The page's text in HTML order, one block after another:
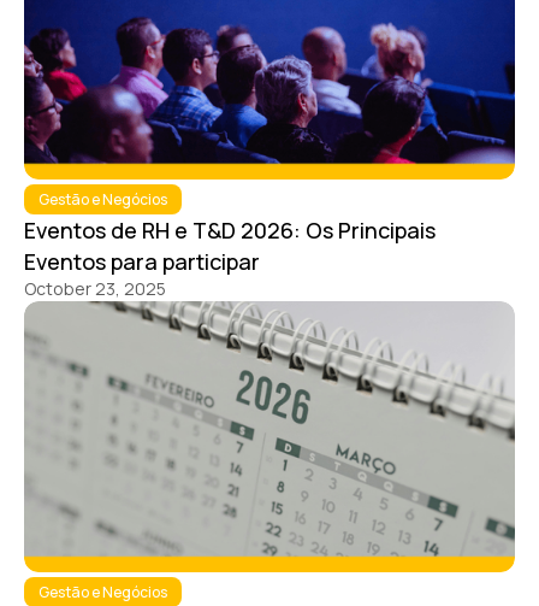
Gestão e Negócios
Eventos de RH e T&D 2026: Os Principais
Eventos para participar
October 23, 2025
Gestão e Negócios